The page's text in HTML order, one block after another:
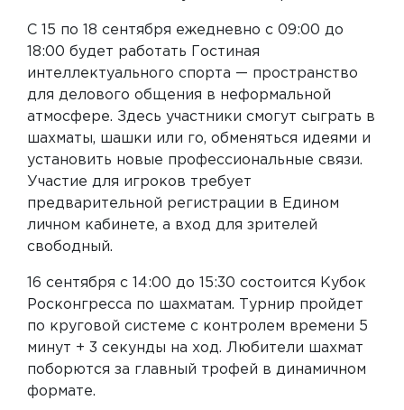
С 15 по 18 сентября ежедневно с 09:00 до
18:00 будет работать Гостиная
интеллектуального спорта — пространство
для делового общения в неформальной
атмосфере. Здесь участники смогут сыграть в
шахматы, шашки или го, обменяться идеями и
установить новые профессиональные связи.
Участие для игроков требует
предварительной регистрации в Едином
личном кабинете, а вход для зрителей
свободный.
16 сентября с 14:00 до 15:30 состоится Кубок
Росконгресса по шахматам. Турнир пройдет
по круговой системе с контролем времени 5
минут + 3 секунды на ход. Любители шахмат
поборются за главный трофей в динамичном
формате.